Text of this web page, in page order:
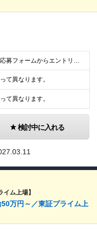
＼こんな方はぜひ、応募フォームからエントリーください／ ・面接対策、type転職エージェントサービスに ご興味をお持ちいただける方 ・転職活動の情報収集をされている方 ・転職活動のお悩みをお持ちの
て異なります。
て異なります。
検討中に入れる
ム上場】
万円～／東証プライム上